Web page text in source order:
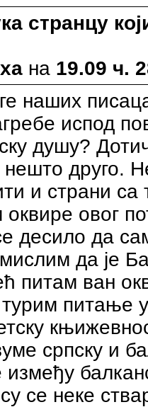
странцу
на 19.09 ч.
наших
испод
душу?
нешто друго.
и страни са
оквире овог
десило да
да је
питам ван
питање
српску и
се неке